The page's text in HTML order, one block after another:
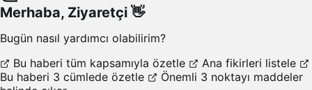
Merhaba, Ziyaretçi 👋
Bugün nasıl yardımcı olabilirim?
Bu haberi tüm kapsamıyla özetle
Ana fikirleri listele
Bu haberi 3 cümlede özetle
Önemli 3 noktayı maddeler